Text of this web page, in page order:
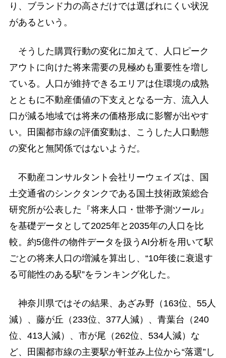
り、ブランド力の高さだけでは選ばれにくい状況
があるという。
そうした購買行動の変化に加えて、人口ピーク
アウトに向けた将来需要の見極めも重要性を増し
ている。人口が維持できるエリアは住環境の成熟
とともに不動産価値の下支えとなる一方、流入人
口が減る地域では将来の価格形成に影響が出やす
い。田園都市線の評価変動は、こうした人口動態
の変化と無関係ではないようだ。
不動産コンサルタント会社リーウェイズは、国
土交通省のシンクタンクである国土技術政策総合
研究所が公表した『将来人口・世帯予測ツール』
を基礎データとして2025年と2035年の人口を比
較。約5億件の物件データを扱うAI分析を用いて駅
ごとの将来人口の増減を算出し、“10年後に衰退す
る可能性のある駅”をランキング化した。
神奈川県ではその結果、あざみ野（163位、55人
減）、藤が丘（233位、377人減）、青葉台（240
位、413人減）、市が尾（262位、534人減）な
ど、田園都市線の主要駅が軒並み上位から“落選”し